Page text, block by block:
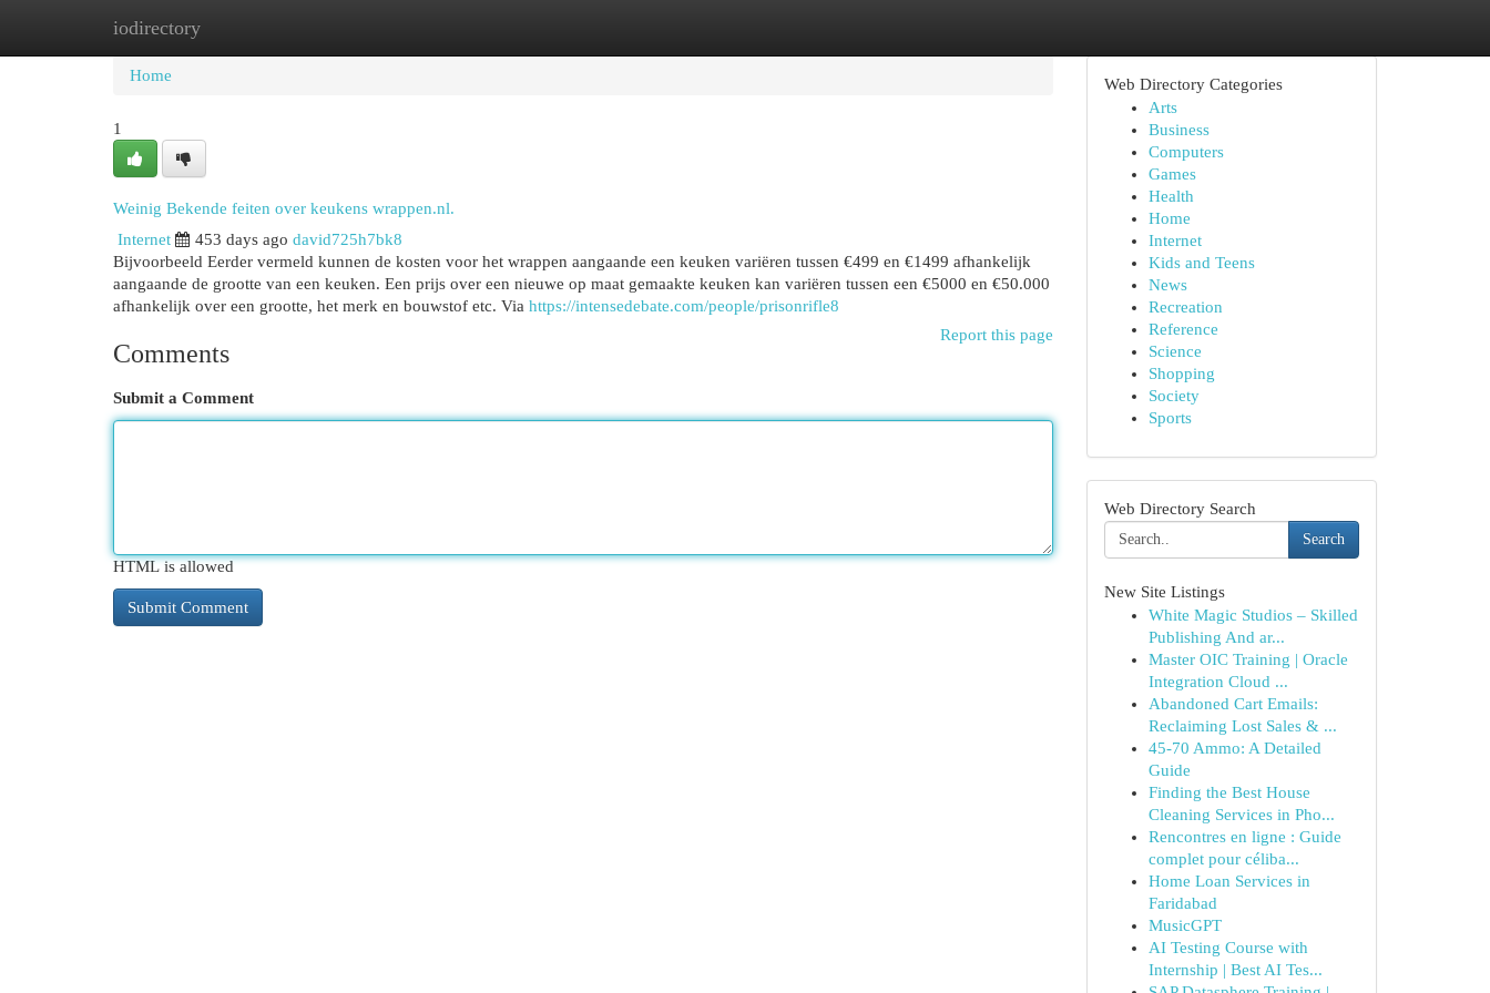
iodirectory
Home
Home
1
Weinig Bekende feiten over keukens wrappen.nl.
Internet
453 days ago david725h7bk8
Bijvoorbeeld Eerder vermeld kunnen de kosten voor het wrappen aangaande een keuken variëren tussen €499 en €1499 afhankelijk
aangaande de grootte van een keuken. Een prijs over een nieuwe op maat gemaakte keuken kan variëren tussen een €5000 en €50.000
afhankelijk over een grootte, het merk en bouwstof etc. Via https://intensedebate.com/people/prisonrifle8
Report this page
Comments
Submit a Comment
HTML is allowed
Web Directory Categories
Arts
Business
Computers
Games
Health
Home
Internet
Kids and Teens
News
Recreation
Reference
Science
Shopping
Society
Sports
Web Directory Search
Search
New Site Listings
White Magic Studios – Skilled
Publishing And ar...
Master OIC Training | Oracle
Integration Cloud ...
Abandoned Cart Emails:
Reclaiming Lost Sales & ...
45-70 Ammo: A Detailed
Guide
Finding the Best House
Cleaning Services in Pho...
Rencontres en ligne : Guide
complet pour céliba...
Home Loan Services in
Faridabad
MusicGPT
AI Testing Course with
Internship | Best AI Tes...